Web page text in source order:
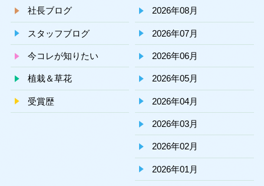
社長ブログ
スタッフブログ
今コレが知りたい
植栽＆草花
受賞歴
2026年08月
2026年07月
2026年06月
2026年05月
2026年04月
2026年03月
2026年02月
2026年01月